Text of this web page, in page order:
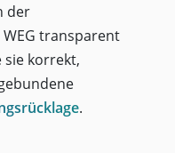
der
WEG transparent
sie korrekt,
.